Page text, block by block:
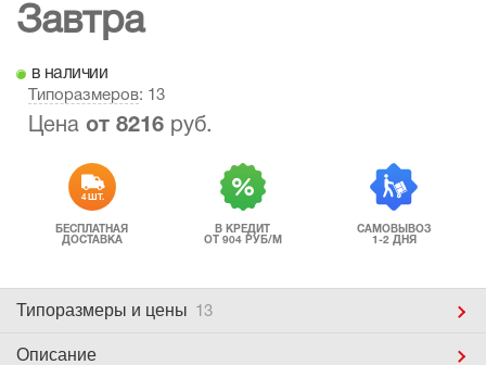
Завтра
в наличии
Типоразмеров: 13
Цена от 8216 руб.
4 ШТ.
БЕСПЛАТНАЯ
ДОСТАВКА
В КРЕДИТ
ОТ 904 РУБ/М
САМОВЫВОЗ
1-2 ДНЯ
Типоразмеры и цены 13
Описание